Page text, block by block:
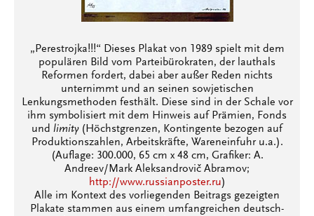
„Perestrojka!!!“ Dieses Plakat von 1989 spielt mit dem
populären Bild vom Parteibürokraten, der lauthals
Reformen fordert, dabei aber außer Reden nichts
unternimmt und an seinen sowjetischen
Lenkungsmethoden festhält. Diese sind in der Schale vor
ihm symbolisiert mit dem Hinweis auf Prämien, Fonds
und limity(Höchstgrenzen, Kontingente bezogen auf
Produktionszahlen, Arbeitskräfte, Wareneinfuhr u.a.).
(Auflage: 300.000, 65 cm x 48 cm, Grafiker: A.
Andreev/Mark Aleksandrovič Abramov;
http://www.russianposter.ru)
Alle im Kontext des vorliegenden Beitrags gezeigten
Plakate stammen aus einem umfangreichen deutsch-